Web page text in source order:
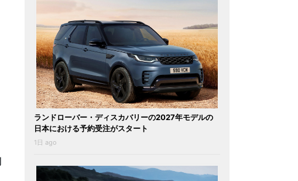
ランドローバー・ディスカバリーの2027年モデルの
日本における予約受注がスタート
1日 ago